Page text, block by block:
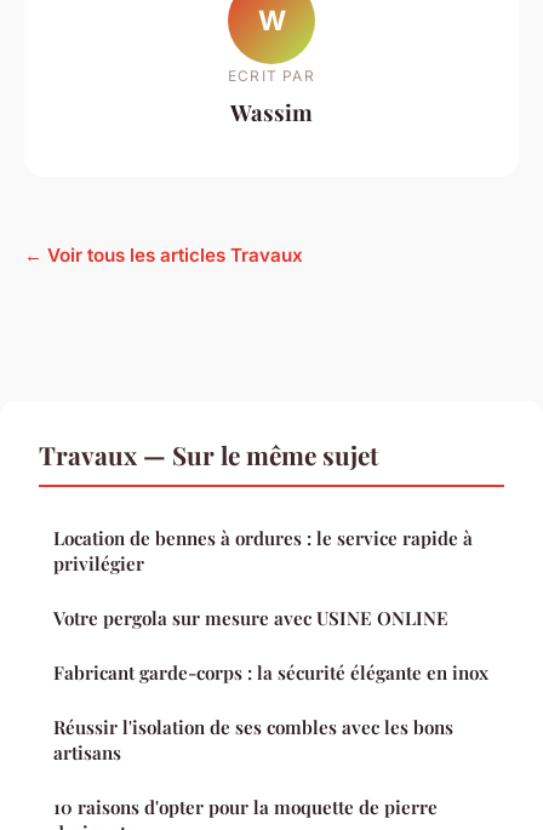
W
ECRIT PAR
Wassim
← Voir tous les articles Travaux
Travaux — Sur le même sujet
Location de bennes à ordures : le service rapide à
privilégier
Votre pergola sur mesure avec USINE ONLINE
Fabricant garde-corps : la sécurité élégante en inox
Réussir l'isolation de ses combles avec les bons
artisans
10 raisons d'opter pour la moquette de pierre